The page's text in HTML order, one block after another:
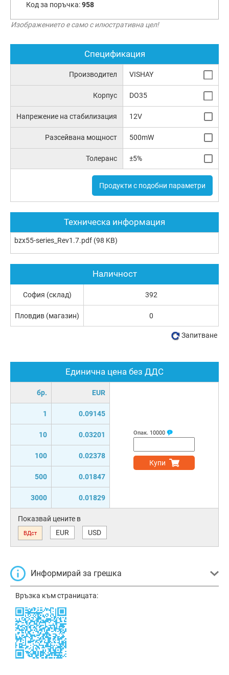
Код за поръчка:958
Изображението е само с илюстративна цел!
Спецификация
Производител VISHAY
Корпус DO35
Напрежение на стабилизация 12V
Разсейвана мощност 500mW
Толеранс ±5%
Продукти с подобни параметри
Техническа информация
bzx55-series_Rev1.7.pdf (98 KB)
Единична цена без ДДС
бр. EUR
1 0.09145
10 0.03201
100 0.02378
500 0.01847
3000 0.01829
Опак. 10000
Купи
Показвай цените в
ВДст EUR USD
Информирай за грешка
Връзка към страницата:
Наличност
София (склад) 392
Пловдив (магазин) 0
Запитване